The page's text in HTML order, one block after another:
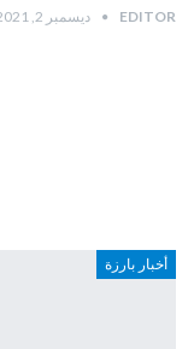
EDITOR ديسمبر 2, 2021
أخبار بارزة